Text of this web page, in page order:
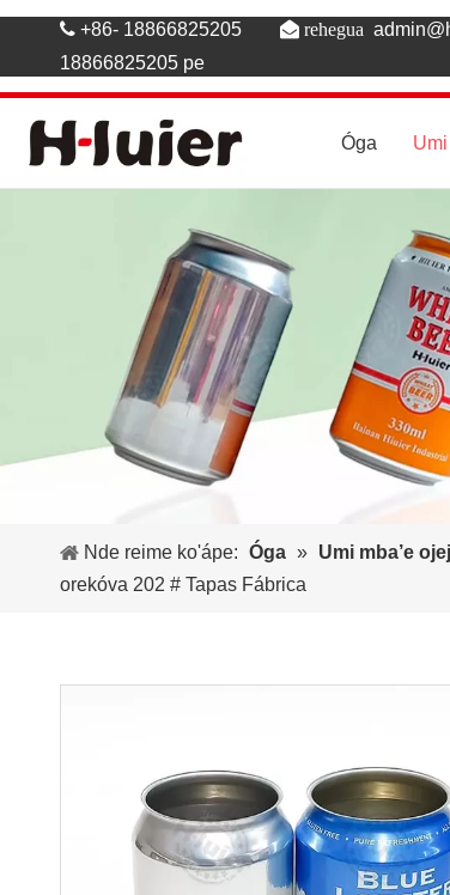
 +86- 18866825205  rehegua
18866825205 pe
Óga
Nde reime ko'ápe: Óga » Umi mba’e
orekóva 202 # Tapas Fábrica